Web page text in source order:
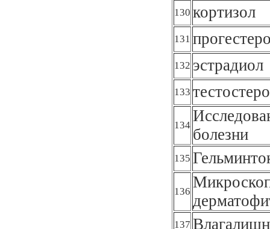
130 кортизол
131
132 эстрадиол
133
134
болезни
135
136
137